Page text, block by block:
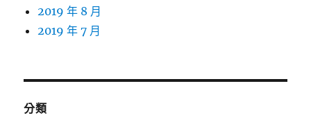
2019 年 8 月
2019 年 7 月
分類